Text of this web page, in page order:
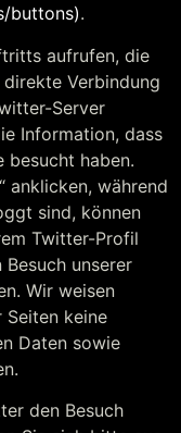
buttons).
aufrufen, die
Verbindung
Server
Information, dass
besucht haben.
anklicken, während
sind, können
Twitter-Profil
unserer
Wir weisen
keine
Daten sowie
den Besuch